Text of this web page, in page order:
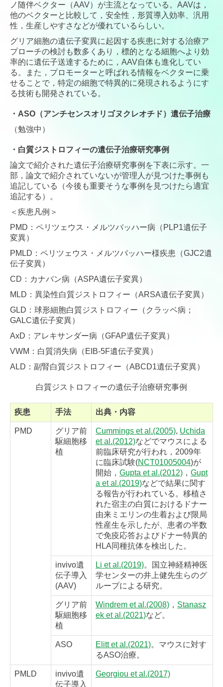
ノ随伴ベクター（AAV）が主流となっている。AAVは，
他のベクターと比較して，安全性，形質導入効率、汎用
性，生産しやすさなどが優れているらしい。
グリア細胞の遺伝子変異に起因する疾患に対する治療ア
プローチの検討も数多くあり，標的となる細胞へより効
率的に遺伝子送達するために，AAV自体も進化してい
る。また，プロモーターと呼ばれる情報をベクターに乗
せることで，特定の細胞で特異的に発現されるようにす
る技術も開発されている。
・ ASO（アンチセンスオリゴヌクレオチド）遺伝子治療
（勉強中）
・ 白質ジストロフィーの遺伝子治療研究事例
論文で紹介された遺伝子治療研究事例を下表に示す。一
部，論文で紹介されていないが管理人が見つけた事例も
追記している（今後も重要そうな事例を見つけたら適宜
追記する）。
＜疾患凡例＞
PMD：ペリツェウス・メルツバッハー病（PLP1遺伝子
変異）
PMLD：ペリツェウス・メルツバッハー様疾患（GJC2遺
伝子変異）
CD：カナバン病（ASPA遺伝子変異）
MLD：異染性白質ジストロフィー（ARSA遺伝子変異）
GLD：球形細胞白質ジストロフィー（クラッベ病；
GALC遺伝子変異）
AxD：アレキサンダー病（GFAP遺伝子変異）
VWM：白質消失病（EIB-5F遺伝子変異）
ALD：副腎白質ジストロフィー（ABCD1遺伝子変異）
白質ジストロフィーの遺伝子治療研究事例
疾患 手法 出典・内容
PMD
グリア前
駆細胞移
植
Cummings et al.(2005), Uchida
et al.(2012)などでマウスによる
前臨床研究が行われ，2009年
に臨床試験(NCT01005004)が
開始， Gupta et al.(2012) ， Gupt
a et al.(2019)などで結果に関す
る報告が行われている。移植さ
れた宿主の白質におけるドナー
由来ミエリンの生着および限局
性産生を示したが、患者の半数
で免疫応答およびドナー特異的
HLA同種抗体を検出した。
invivo遺
伝子導入
(AAV)
Li et al.(2019)。国立神経精神医
学センターの井上健先生らのグ
ループによる研究。
グリア前
駆細胞移
植
Windrem et al.(2008) ， Stanasz
ek et al.(2021)など。
ASO Elitt et al.(2021)。マウスに対す
るASO治療。
PMLD
invivo遺
伝子導入
Georgiou et al.(2017)